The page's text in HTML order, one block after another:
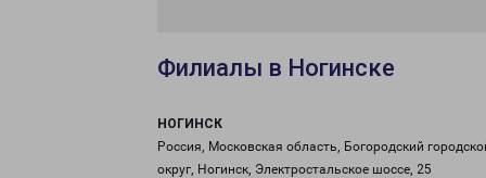
Филиалы в Ногинске
НОГИНСК
Россия, Московская область, Богородский
округ, Ногинск, Электростальское шоссе, 25